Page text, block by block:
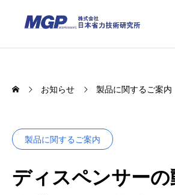
お知らせ 製品に関するご案内
製品に関するご案内
ディスペンサーの